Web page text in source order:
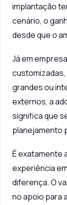
implantação
cenário, o
desde que o
Já em
grandes ou
externos, a
significa que
planejamento
É exatamente
experiência
diferença. O
no apoio para